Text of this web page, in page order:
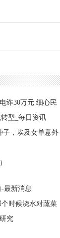
诈30万元 细心民
型_每日资讯
子，埃及女单意外
最新消息
个时候浇水对蔬菜
究